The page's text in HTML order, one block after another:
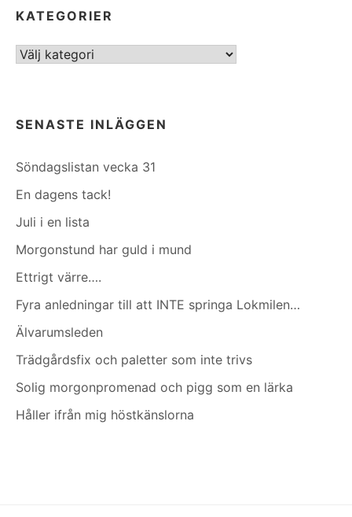
KATEGORIER
Kategorier
SENASTE INLÄGGEN
Söndagslistan vecka 31
En dagens tack!
Juli i en lista
Morgonstund har guld i mund
Ettrigt värre….
Fyra anledningar till att INTE springa Lokmilen…
Älvarumsleden
Trädgårdsfix och paletter som inte trivs
Solig morgonpromenad och pigg som en lärka
Håller ifrån mig höstkänslorna